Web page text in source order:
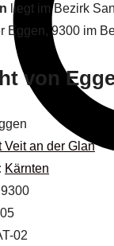
liegt im Bezirk
Eggen, 9300 im
von
Veit an der Glan
Kärnten
9300
02